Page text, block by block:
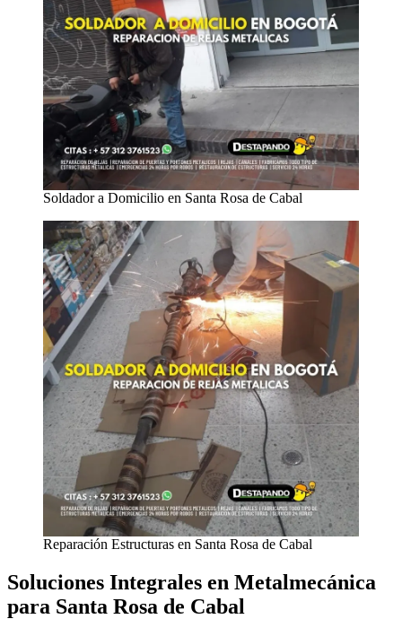
Soldador a Domicilio en Santa Rosa de Cabal
Reparación Estructuras en Santa Rosa de Cabal
Soluciones Integrales en Metalmecánica
para Santa Rosa de Cabal